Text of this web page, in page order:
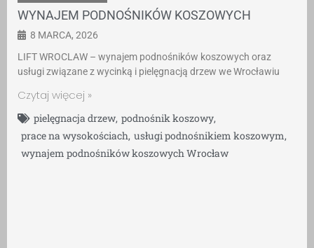
WYNAJEM PODNOŚNIKÓW KOSZOWYCH
8 MARCA, 2026
LIFT WROCLAW – wynajem podnośników koszowych oraz
usługi związane z wycinką i pielęgnacją drzew we Wrocławiu
Czytaj więcej »
pielęgnacja drzew, podnośnik koszowy,
prace na wysokościach, usługi podnośnikiem koszowym,
wynajem podnośników koszowych Wrocław